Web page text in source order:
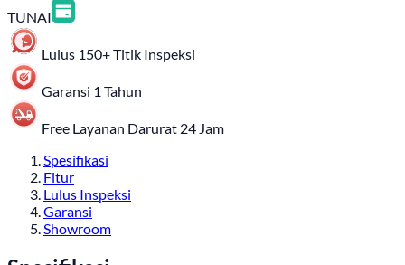
TUNAI
Lulus 150+ Titik Inspeksi
Garansi 1 Tahun
Free Layanan Darurat 24 Jam
Spesifikasi
Fitur
Lulus Inspeksi
Garansi
Showroom